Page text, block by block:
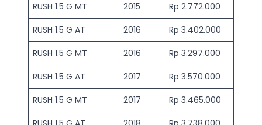
RUSH 1.5 G MT
2015
Rp 2.772.000
RUSH 1.5 G AT
2016
Rp 3.402.000
RUSH 1.5 G MT
2016
Rp 3.297.000
RUSH 1.5 G AT
2017
Rp 3.570.000
RUSH 1.5 G MT
2017
Rp 3.465.000